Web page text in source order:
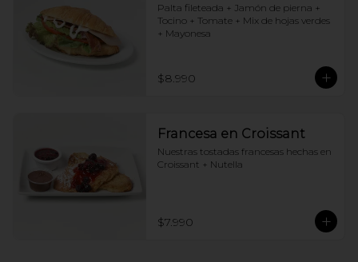
Palta fileteada + Jamón de pierna +
Tocino + Tomate + Mix de hojas verdes
+ Mayonesa
$8.990
Francesa en Croissant
Nuestras tostadas francesas hechas en
Croissant + Nutella
$7.990